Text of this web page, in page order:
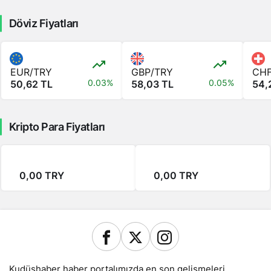
Döviz Fiyatları
EUR/TRY
50,62 TL
0.03%
GBP/TRY
58,03 TL
0.05%
Kripto Para Fiyatları
0,00 TRY 0,00 TRY